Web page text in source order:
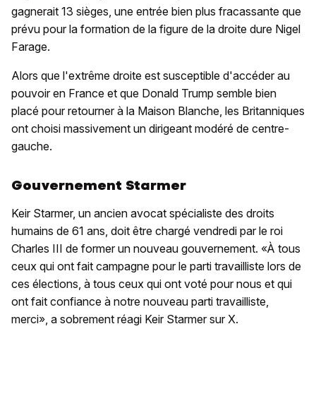
gagnerait 13 sièges, une entrée bien plus fracassante que
prévu pour la formation de la figure de la droite dure Nigel
Farage.
Alors que l'extrême droite est susceptible d'accéder au
pouvoir en France et que Donald Trump semble bien
placé pour retourner à la Maison Blanche, les Britanniques
ont choisi massivement un dirigeant modéré de centre-
gauche.
Gouvernement Starmer
Keir Starmer, un ancien avocat spécialiste des droits
humains de 61 ans, doit être chargé vendredi par le roi
Charles III de former un nouveau gouvernement. «À tous
ceux qui ont fait campagne pour le parti travailliste lors de
ces élections, à tous ceux qui ont voté pour nous et qui
ont fait confiance à notre nouveau parti travailliste,
merci», a sobrement réagi Keir Starmer sur X.